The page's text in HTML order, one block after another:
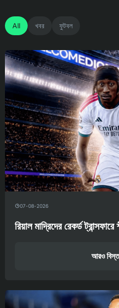
All খবর ফুটবল
07-08-2026
রিয়াল মাদ্রিদের রেকর্ড ট্রান্সফারে
আরও